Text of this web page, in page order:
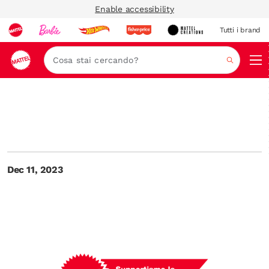
Enable accessibility
Tutti i brand
Cerca
Dec 11, 2023